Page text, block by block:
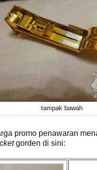
tampak bawah
promo penawaran
gorden di sini: